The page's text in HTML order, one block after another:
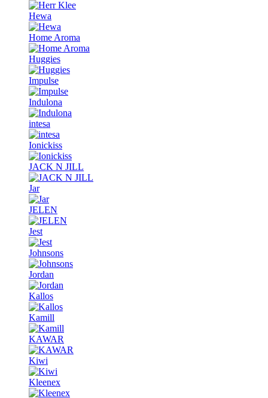
Hewa
Home Aroma
Huggies
Impulse
Indulona
intesa
Ionickiss
JACK N JILL
Jar
JELEN
Jest
Johnsons
Jordan
Kallos
Kamill
KAWAR
Kiwi
Kleenex